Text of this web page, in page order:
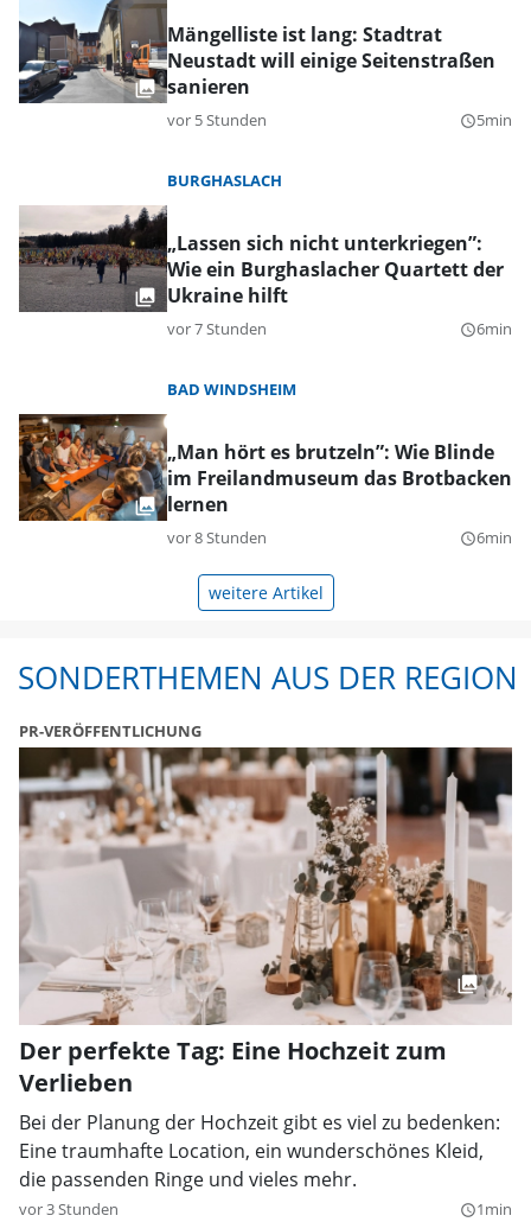
Mängelliste ist lang: Stadtrat
Neustadt will einige Seitenstraßen
sanieren
vor 5 Stunden query_builder5min
BURGHASLACH
„Lassen sich nicht unterkriegen”:
Wie ein Burghaslacher Quartett der
Ukraine hilft
vor 7 Stunden query_builder6min
BAD WINDSHEIM
„Man hört es brutzeln”: Wie Blinde
im Freilandmuseum das Brotbacken
lernen
vor 8 Stunden query_builder6min
weitere Artikel
SONDERTHEMEN AUS DER REGION
PR-VERÖFFENTLICHUNG
Der perfekte Tag: Eine Hochzeit zum
Verlieben
Bei der Planung der Hochzeit gibt es viel zu bedenken:
Eine traumhafte Location, ein wunderschönes Kleid,
die passenden Ringe und vieles mehr.
vor 3 Stunden query_builder1min